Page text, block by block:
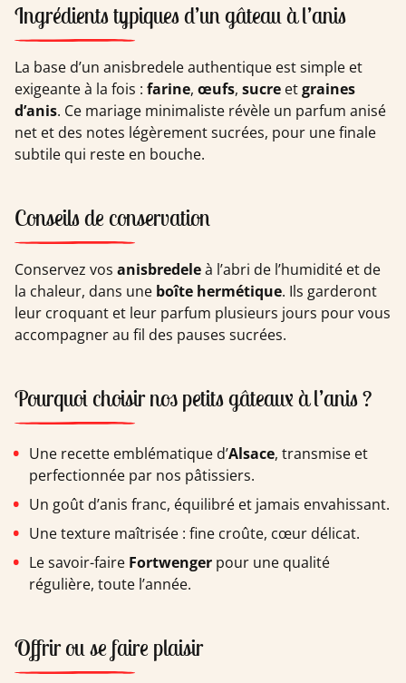
Ingrédients typiques d’un gâteau à l’anis
La base d’un anisbredele authentique est simple et
exigeante à la fois : farine, œufs, sucre etgraines
d’anis. Ce mariage minimaliste révèle un parfum anisé
net et des notes légèrement sucrées, pour une finale
subtile qui reste en bouche.
Conseils de conservation
Conservez vos anisbredeleà l’abri de l’humidité et de
la chaleur, dans une boîte hermétique. Ils garderont
leur croquant et leur parfum plusieurs jours pour vous
accompagner au fil des pauses sucrées.
Pourquoi choisir nos petits gâteaux à l’anis ?
Une recette emblématique d’Alsace, transmise et
perfectionnée par nos pâtissiers.
Un goût d’anis franc, équilibré et jamais envahissant.
Une texture maîtrisée : fine croûte, cœur délicat.
Le savoir-faire Fortwenger pour une qualité
régulière, toute l’année.
Offrir ou se faire plaisir